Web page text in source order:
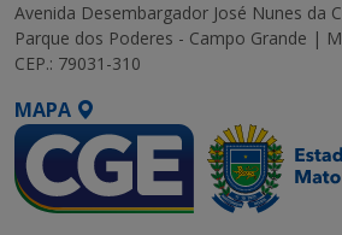
Avenida Desembargador José Nunes da
Parque dos Poderes - Campo Grande |
CEP.: 79031-310
MAPA